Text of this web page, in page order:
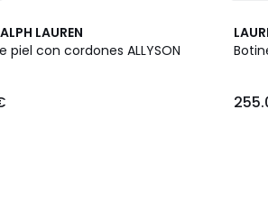
LAUREN
piel con cordones ALLYSON
2